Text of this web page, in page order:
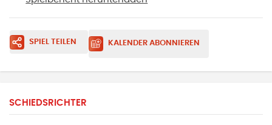
SPIEL TEILEN KALENDER ABONNIEREN
SCHIEDSRICHTER